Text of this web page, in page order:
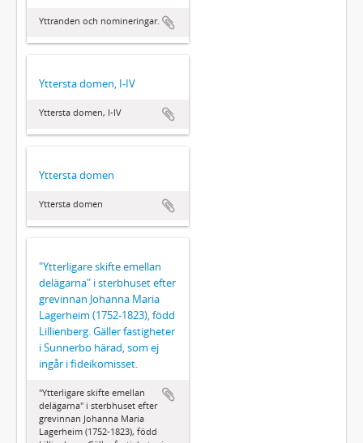
Yttranden och nomineringar.
Yttersta domen, I-IV
Yttersta domen, I-IV
Yttersta domen
Yttersta domen
"Ytterligare skifte emellan
delägarna" i sterbhuset efter
grevinnan Johanna Maria
Lagerheim (1752-1823), född
Lillienberg. Gäller fastigheter
i Sunnerbo härad, som ej
ingår i fideikomisset.
"Ytterligare skifte emellan
delägarna" i sterbhuset efter
grevinnan Johanna Maria
Lagerheim (1752-1823), född